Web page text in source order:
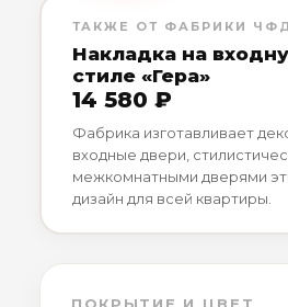
ТАКЖЕ ОТ ФАБРИКИ
Накладка на
стиле «Гера»
14 580 ₽
Фабрика изготавливает
входные двери,
межкомнатными дверями
дизайн для всей квартиры.